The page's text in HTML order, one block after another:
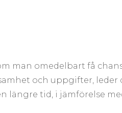
man omedelbart få
och uppgifter,
längre tid, i jämförelse